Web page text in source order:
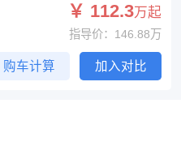
￥ 112.3万起
指导价：146.88万
购车计算 加入对比